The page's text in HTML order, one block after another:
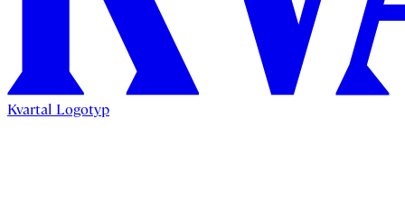
Kvartal Logotyp